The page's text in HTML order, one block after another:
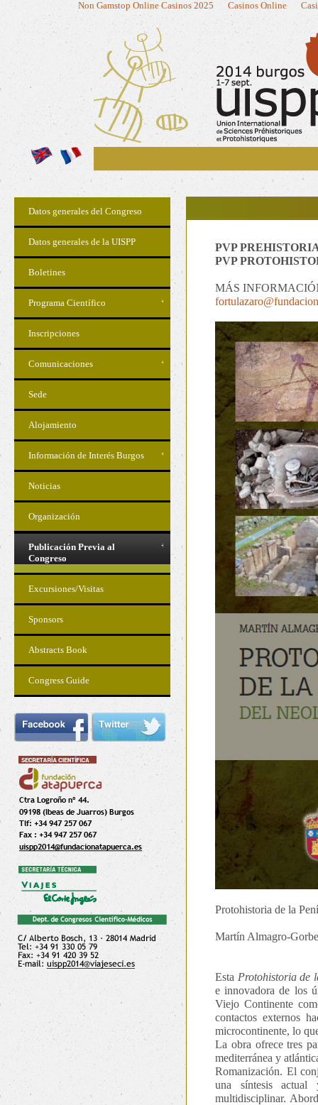
Non Gamstop Online Casinos 2025 Casinos Online
Datos generales del Congreso
Datos generales de la UISPP
Boletines
Programa Científico
Inscripciones
Comunicaciones
Sede
Alojamiento
Información de Interés Burgos
Noticias
Organización
Publicación Previa al
Congreso
Excursiones/Visitas
Sponsors
Abstracts Book
Congress Guide
PVP
PVP
MÁS
Protohistoria de la
Martín Almagro-
Esta Protohistoria de
e innovadora de los
Viejo Continente
contactos externos
microcontinente, lo
La obra ofrece tres
mediterránea y
Romanización. El
una síntesis
multidisciplinar.